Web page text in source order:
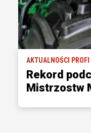
AKTUALNOŚCI PROFI
Rekord
Mistrzostw